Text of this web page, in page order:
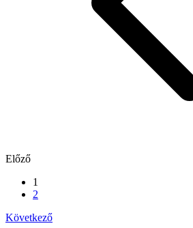
Előző
1
2
Következő